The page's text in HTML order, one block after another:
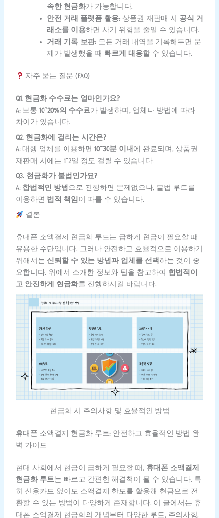
속한 현금화가 가능합니다.
안전 거래 플랫폼 활용:상품권 재판매 시 공식 거
래소를 이용하면 사기 위험을 줄일 수 있습니다.
거래 기록 보관:모든 거래 내역을 기록해두면 문
제가 발생했을 때 빠르게 대응할 수 있습니다.
자주 묻는 질문 (FAQ)
Q1. 현금화 수수료는 얼마인가요?
A: 보통 10~20%의 수수료가 발생하며, 업체나 방법에 따라
차이가 있습니다.
Q2. 현금화에 걸리는 시간은?
A: 대행 업체를 이용하면 10~30분 이내 에 완료되며, 상품권
재판매 시에는 1~2일 정도 걸릴 수 있습니다.
Q3. 현금화가 불법인가요?
A: 합법적인 방법 으로 진행하면 문제없으나, 불법 루트를
이용하면 법적 책임 이 따를 수 있습니다.
결론
휴대폰 소액결제 현금화 루트는 급하게 현금이 필요할 때
유용한 수단입니다. 그러나 안전하고 효율적으로 이용하기
위해서는 신뢰할 수 있는 방법과 업체를 선택하는 것이 중
요합니다. 위에서 소개한 정보와 팁을 참고하여 합법적이
고 안전하게 현금화를 진행하시길 바랍니다.
현금화 시 주의사항 및 효율적인 방법
휴대폰 소액결제 현금화 루트: 안전하고 효율적인 방법 완
벽 가이드
현대 사회에서 현금이 급하게 필요할 때, 휴대폰 소액결제
현금화 루트는 빠르고 간편한 해결책이 될 수 있습니다. 특
히 신용카드 없이도 소액결제 한도를 활용해 현금으로 전
환할 수 있는 방법이 다양하게 존재합니다. 이 글에서는 휴
대폰 소액결제 현금화의 개념부터 다양한 루트, 주의사항,